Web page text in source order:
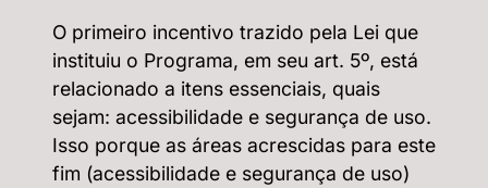
O primeiro incentivo trazido pela Lei que
instituiu o Programa, em seu art. 5º, está
relacionado a itens essenciais, quais
sejam: acessibilidade e segurança de uso.
Isso porque as áreas acrescidas para este
fim (acessibilidade e segurança de uso)